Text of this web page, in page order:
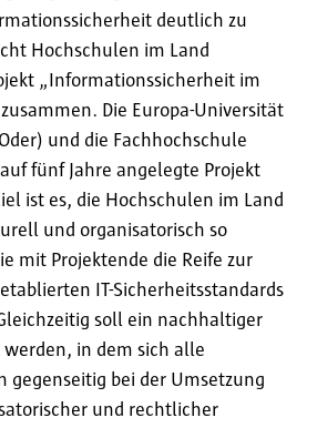
deutlich zu
Hochschulen im Land
„Informationssicherheit im
Die Europa-Universität
und die Fachhochschule
fünf Jahre angelegte Projekt
ist es, die Hochschulen im Land
und organisatorisch so
mit Projektende die Reife zur
IT-Sicherheitsstandards
soll ein nachhaltiger
in dem sich alle
gegenseitig bei der Umsetzung
und rechtlicher